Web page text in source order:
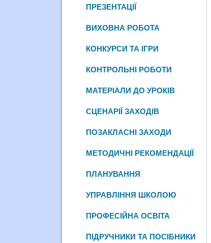
ПРЕЗЕНТАЦІЇ
ВИХОВНА РОБОТА
КОНКУРСИ ТА ІГРИ
КОНТРОЛЬНІ РОБОТИ
МАТЕРІАЛИ ДО УРОКІВ
СЦЕНАРІЇ ЗАХОДІВ
ПОЗАКЛАСНІ ЗАХОДИ
МЕТОДИЧНІ РЕКОМЕНДАЦІЇ
ПЛАНУВАННЯ
УПРАВЛІННЯ ШКОЛОЮ
ПРОФЕСІЙНА ОСВІТА
ПІДРУЧНИКИ ТА ПОСІБНИКИ